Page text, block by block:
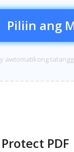
Piliin ang
awtomatikong
PDF